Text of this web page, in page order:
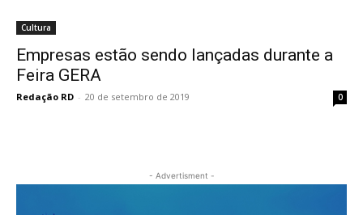
Cultura
Empresas estão sendo lançadas durante a
Feira GERA
Redação RD - 20 de setembro de 2019 0
- Advertisment -